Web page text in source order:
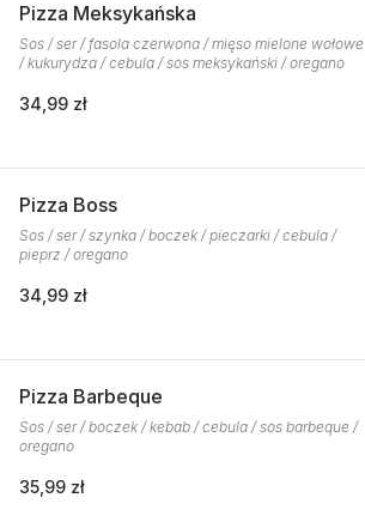
Pizza Meksykańska
Sos / ser / fasola czerwona / mięso mielone wołowe
/ kukurydza / cebula / sos meksykański / oregano
34,99 zł
Pizza Boss
Sos / ser / szynka / boczek / pieczarki / cebula /
pieprz / oregano
34,99 zł
Pizza Barbeque
Sos / ser / boczek / kebab / cebula / sos barbeque /
oregano
35,99 zł